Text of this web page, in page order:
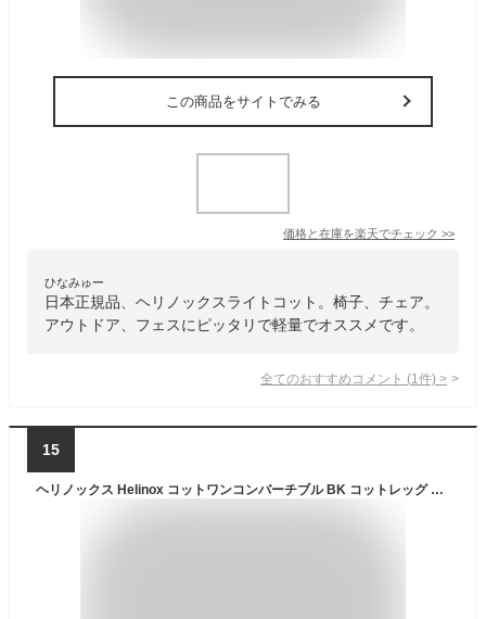
この商品をサイトでみる
価格と在庫を楽天でチェック >>
ひなみゅー
日本正規品、ヘリノックスライトコット。椅子、チェア。
アウトドア、フェスにピッタリで軽量でオススメです。
全てのおすすめコメント (1 件) >
15
ヘリノックス Helinox コットワンコンバーチブル BK コットレッグ オリジナルセット [ベッド]